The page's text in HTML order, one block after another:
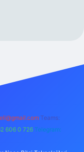
Teams:
606 0 726 Telegram: